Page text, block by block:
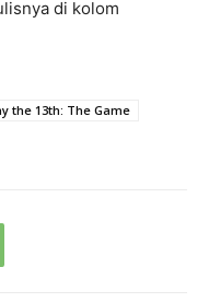
di kolom
the 13th: The Game